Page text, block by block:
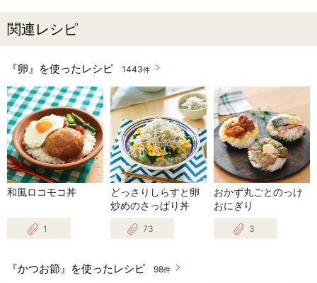
関連レシピ
『卵』を使ったレシピ 1443件
和風ロコモコ丼
1
どっさりしらすと卵
炒めのさっぱり丼
73
おかず丸ごとのっけ
おにぎり
3
『かつお節』を使ったレシピ 98件